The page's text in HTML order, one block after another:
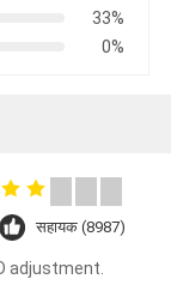
33%
0%
सहायक (8987)
adjustment.